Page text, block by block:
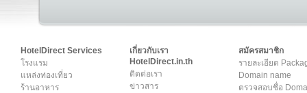
HotelDirect Services
โรงแรม
แหล่งท่องเที่ยว
ร้านอาหาร
เกี่ยวกับเรา
HotelDirect.in.th
ติดต่อเรา
ข่าวสาร
สมัครสมาชิก
รายละเอียด
Domain name
ตรวจสอบชื่อ